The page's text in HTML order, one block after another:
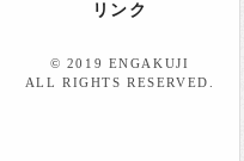
リンク
© 2019 ENGAKUJI
ALL RIGHTS RESERVED.